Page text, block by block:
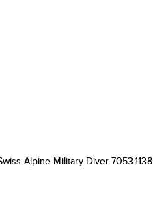
Alpine Military Diver 7053.1138